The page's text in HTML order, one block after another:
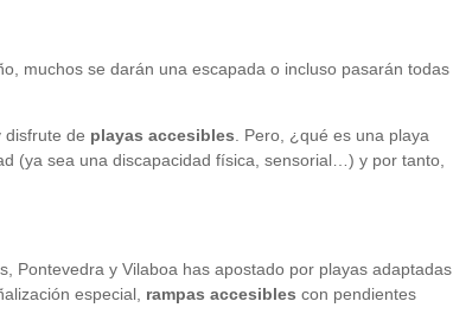
muchos se darán una escapada o incluso pasarán todas
disfrute de playas accesibles. Pero, ¿qué es una playa
(ya sea una discapacidad física, sensorial…) y por tanto,
Pontevedra y Vilaboa has apostado por playas adaptadas
especial, rampas accesibles con pendientes